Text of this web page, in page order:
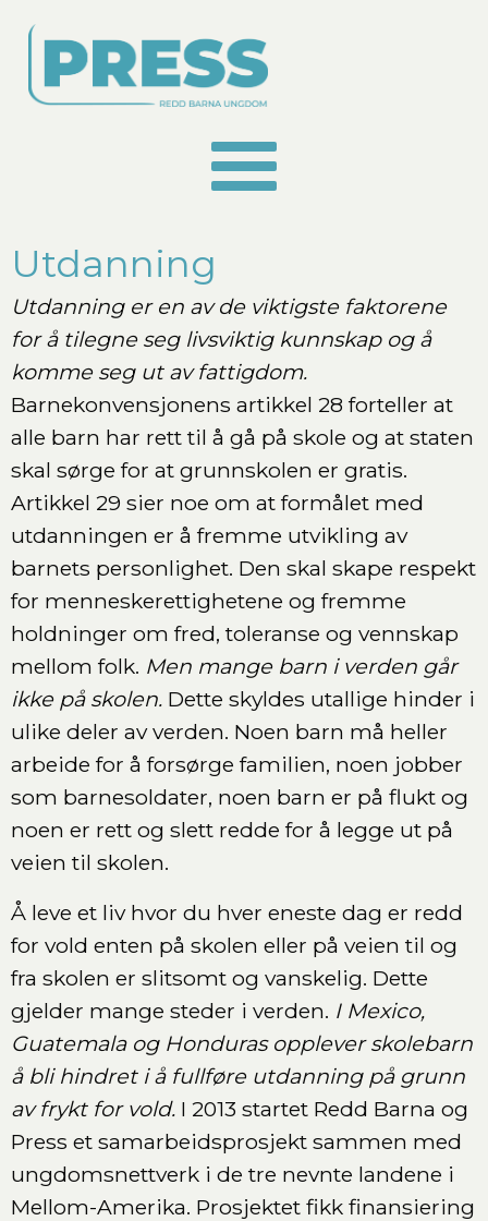
Utdanning
Utdanning er en av de viktigste faktorene
for å tilegne seg livsviktig kunnskap og å
komme seg ut av fattigdom.
Barnekonvensjonens artikkel 28 forteller at
alle barn har rett til å gå på skole og at staten
skal sørge for at grunnskolen er gratis.
Artikkel 29 sier noe om at formålet med
utdanningen er å fremme utvikling av
barnets personlighet. Den skal skape respekt
for menneskerettighetene og fremme
holdninger om fred, toleranse og vennskap
mellom folk. Men mange barn i verden går
ikke på skolen. Dette skyldes utallige hinder i
ulike deler av verden. Noen barn må heller
arbeide for å forsørge familien, noen jobber
som barnesoldater, noen barn er på flukt og
noen er rett og slett redde for å legge ut på
veien til skolen.
Å leve et liv hvor du hver eneste dag er redd
for vold enten på skolen eller på veien til og
fra skolen er slitsomt og vanskelig. Dette
gjelder mange steder i verden. I Mexico,
Guatemala og Honduras opplever skolebarn
å bli hindret i å fullføre utdanning på grunn
av frykt for vold. I 2013 startet Redd Barna og
Press et samarbeidsprosjekt sammen med
ungdomsnettverk i de tre nevnte landene i
Mellom-Amerika. Prosjektet fikk finansiering